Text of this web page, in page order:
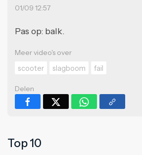
01/09 12:57
Pas op: balk.
Meer video's over
scooter
slagboom fail
Delen
Top 10